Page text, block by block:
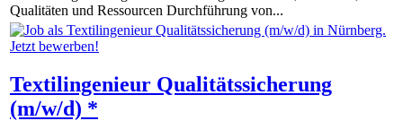
Qualitäten und Ressourcen Durchführung von...
Textilingenieur Qualitätssicherung
(m/w/d) *